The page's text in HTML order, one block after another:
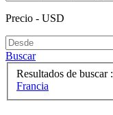
Precio - USD
Buscar
Resultados de buscar :
Francia